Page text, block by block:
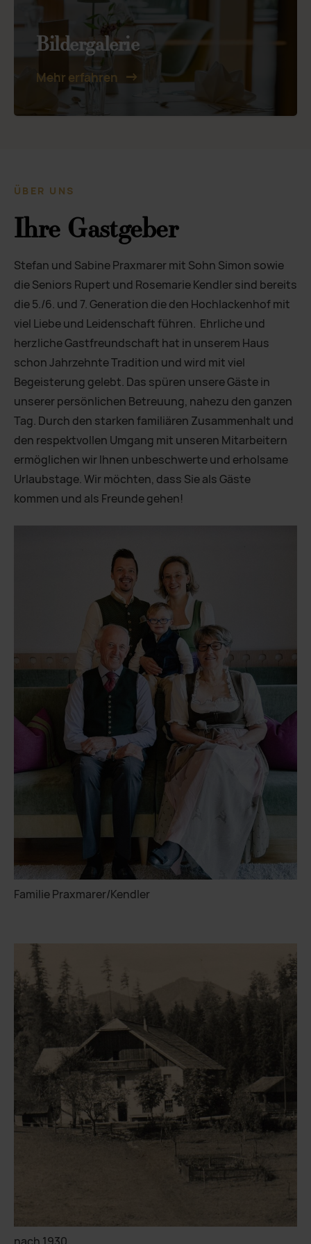
Bildergalerie
Mehr erfahren
ÜBER UNS
Ihre Gastgeber
Stefan und Sabine Praxmarer mit Sohn Simon sowie
die Seniors Rupert und Rosemarie Kendler sind bereits
die 5./6. und 7. Generation die den Hochlackenhof mit
viel Liebe und Leidenschaft führen. Ehrliche und
herzliche Gastfreundschaft hat in unserem Haus
schon Jahrzehnte Tradition und wird mit viel
Begeisterung gelebt. Das spüren unsere Gäste in
unserer persönlichen Betreuung, nahezu den ganzen
Tag. Durch den starken familiären Zusammenhalt und
den respektvollen Umgang mit unseren Mitarbeitern
ermöglichen wir Ihnen unbeschwerte und erholsame
Urlaubstage. Wir möchten, dass Sie als Gäste
kommen und als Freunde gehen!
Familie Praxmarer/Kendler